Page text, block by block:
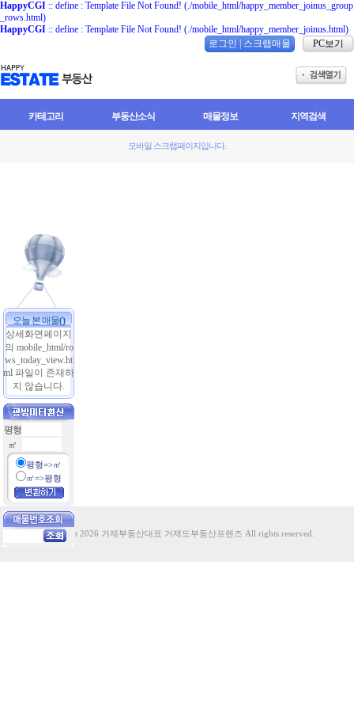
HappyCGI :: define : Template File Not Found! (./mobile_html/happy_member_joinus_group
_rows.html)
HappyCGI :: define : Template File Not Found! (./mobile_html/happy_member_joinus.html)
로그인
스크랩매물 PC보기
카테고리 부동산소식 매물정보 지역검색
모바일 스크랩페이지입니다.
오늘 본 매물()
상세화면페이지
의 mobile_html/ro
ws_today_view.ht
ml 파일이 존재하
지 않습니다.
평형
㎡
평형=>㎡
㎡=>평형
Copyright 2026 거제부동산대표 거제도부동산프렌즈 All rights reserved.